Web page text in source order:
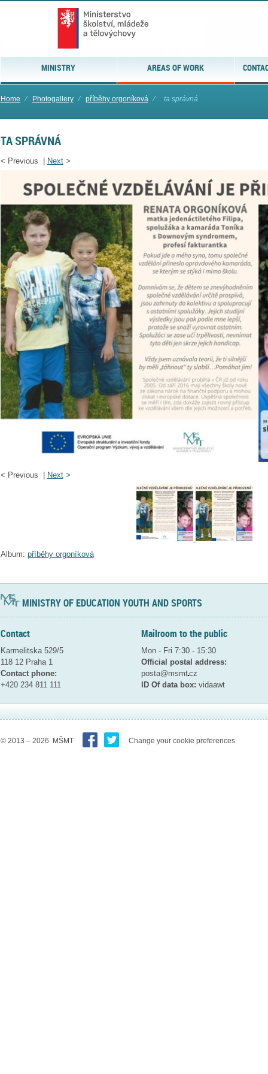
MINISTRY AREAS OF WORK
Home ⁄ Photogallery ⁄ příběhy orgoníková ⁄ ta správná
TA SPRÁVNÁ
< Previous | Next>
< Previous | Next>
Album: příběhy orgoníková
MINISTRY OF EDUCATION YOUTH AND SPORTS
Contact
Karmelitska 529/5
118 12 Praha 1
Contact phone:
+420 234 811 111
Mailroom to the public
Mon - Fri 7:30 - 15:30
Official postal address:
posta@msmtcz
ID Of data box: vidaawt
© 2013 – 2026 MŠMT Change your cookie preferences